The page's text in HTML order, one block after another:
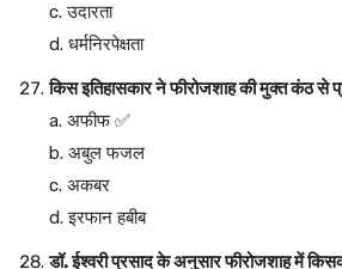
c. उदारता
d. धर्मनिरपेक्षता
किस इतिहासकार ने फीरोजशाह की मुक्त कंठ से
a. अफीफ ✅
b. अबुल फजल
c. अकबर
d. इरफान हबीब
डॉ. ईश्वरी प्रसाद के अनुसार फीरोजशाह में